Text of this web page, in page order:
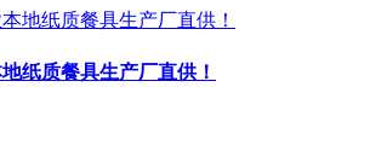
纸质餐具生产厂直供！